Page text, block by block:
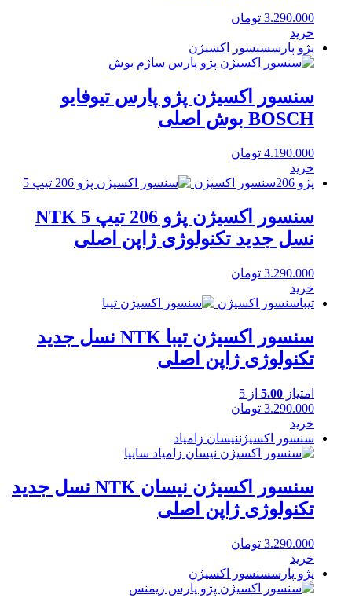
3.290.000 تومان
خرید
پژو پارسسنسور اکسیژن
سنسور اکسیژن پژو پارس تیوفایو
BOSCH بوش اصلی
4.190.000 تومان
خرید
پژو 206
سنسور اکسیژن
سنسور اکسیژن پژو 206 تیپ 5 NTK
نسل جدید تکنولوژی ژاپن اصلی
3.290.000 تومان
خرید
تیباسنسور اکسیژن
سنسور اکسیژن تیبا NTK نسل جدید
تکنولوژی ژاپن اصلی
امتیاز 5.00 از 5
3.290.000 تومان
خرید
سنسور اکسیژننیسان زامیاد
سنسور اکسیژن نیسان NTK نسل جدید
تکنولوژی ژاپن اصلی
3.290.000 تومان
خرید
پژو پارسسنسور اکسیژن